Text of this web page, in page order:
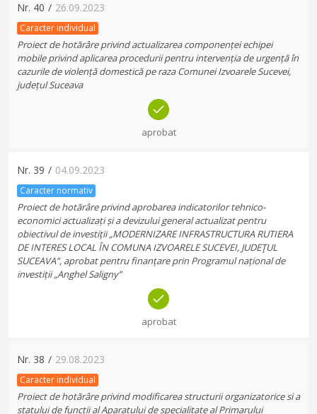
Nr. 40 / 26.09.2023
Caracter individual
Proiect de hotărâre privind actualizarea componenței echipei
mobile privind aplicarea procedurii pentru intervenția de urgență în
cazurile de violență domestică pe raza Comunei Izvoarele Sucevei,
județul Suceava
aprobat
Nr. 39 / 04.09.2023
Caracter normativ
Proiect de hotărâre privind aprobarea indicatorilor tehnico-
economici actualizați și a devizului general actualizat pentru
obiectivul de investiții „MODERNIZARE INFRASTRUCTURA RUTIERA
DE INTERES LOCAL ÎN COMUNA IZVOARELE SUCEVEI, JUDEŢUL
SUCEAVA”, aprobat pentru finanțare prin Programul național de
investiții „Anghel Saligny”
aprobat
Nr. 38 / 29.08.2023
Caracter individual
Proiect de hotărâre privind modificarea structurii organizatorice si a
statului de functii al Aparatului de specialitate al Primarului